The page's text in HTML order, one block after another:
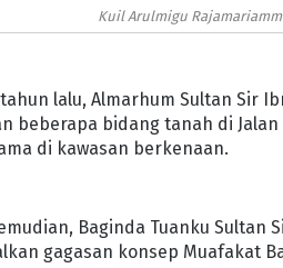
Kuil Arulmigu
lalu, Almarhum Sultan Sir
beberapa bidang tanah di
di kawasan berkenaan.
Baginda Tuanku Sultan
gagasan konsep Muafakat